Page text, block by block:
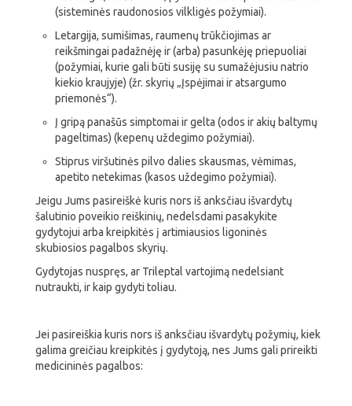
(sisteminės raudonosios vilkligės požymiai).
Letargija, sumišimas, raumenų trūkčiojimas ar
reikšmingai padažnėję ir (arba) pasunkėję priepuoliai
(požymiai, kurie gali būti susiję su sumažėjusiu natrio
kiekio kraujyje) (žr. skyrių „Įspėjimai ir atsargumo
priemonės“).
Į gripą panašūs simptomai ir gelta (odos ir akių baltymų
pageltimas) (kepenų uždegimo požymiai).
Stiprus viršutinės pilvo dalies skausmas, vėmimas,
apetito netekimas (kasos uždegimo požymiai).
Jeigu Jums pasireiškė kuris nors iš anksčiau išvardytų
šalutinio poveikio reiškinių, nedelsdami pasakykite
gydytojui arba kreipkitės į artimiausios ligoninės
skubiosios pagalbos skyrių.
Gydytojas nuspręs, ar Trileptal vartojimą nedelsiant
nutraukti, ir kaip gydyti toliau.
Jei pasireiškia kuris nors iš anksčiau išvardytų požymių, kiek
galima greičiau kreipkitės į gydytoją, nes Jums gali prireikti
medicininės pagalbos: